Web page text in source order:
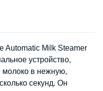
Automatic Milk Steamer
устройство,
молоко в нежную,
секунд. Он